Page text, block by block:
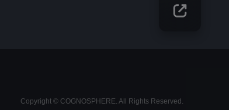
Copyright © COGNOSPHERE. All Rights Reserved.